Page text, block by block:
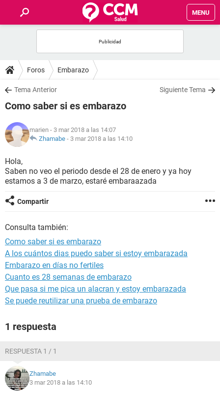
MENU
FOROS
SALUD
NUTRICIÓN
BIENESTAR
Foros Embarazo
Tema Anterior Siguiente Tema
Como saber si es embarazo
marien - 3 mar 2018 a las 14:07
Zhamabe - 3 mar 2018 a las 14:10
Hola,
Saben no veo el periodo desde el 28 de enero y ya hoy
estamos a 3 de marzo, estaré embaraazada
Compartir
Consulta también:
Como saber si es embarazo
A los cuántos dias puedo saber si estoy embarazada
Embarazo en días no fertiles
Cuanto es 28 semanas de embarazo
Que pasa si me pica un alacran y estoy embarazada
Se puede reutilizar una prueba de embarazo
1 respuesta
RESPUESTA 1 / 1
Zhamabe
3 mar 2018 a las 14:10